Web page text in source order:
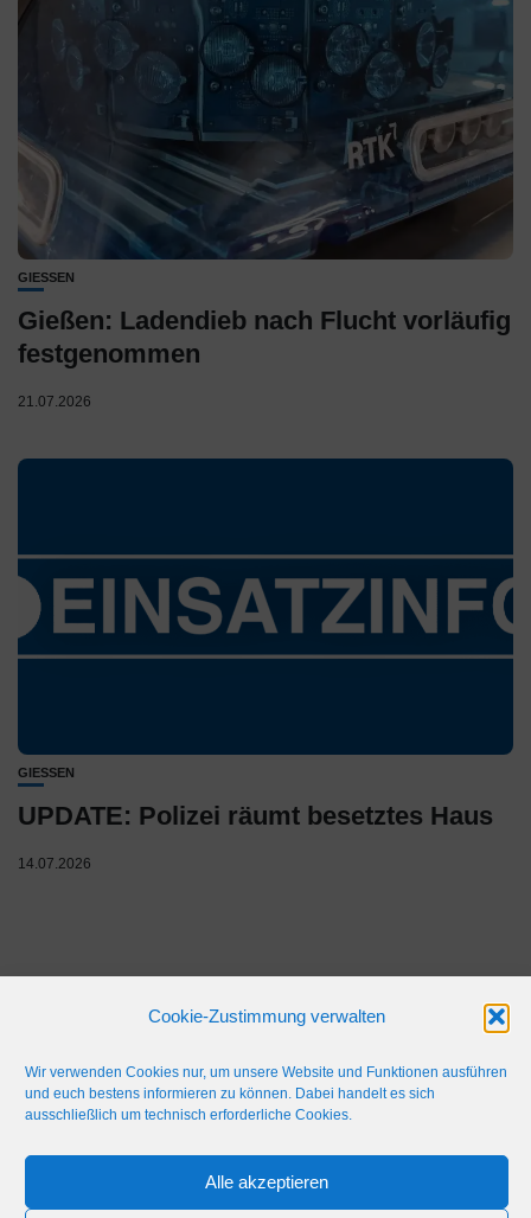
Cookie-Zustimmung verwalten
Wir verwenden Cookies nur, um unsere Website und Funktionen ausführen
und euch bestens informieren zu können. Dabei handelt es sich
ausschließlich um technisch erforderliche Cookies.
Alle akzeptieren
GIESSEN
Gießen: Ladendieb nach Flucht vorläufig
festgenommen
21.07.2026
GIESSEN
UPDATE: Polizei räumt besetztes Haus
14.07.2026